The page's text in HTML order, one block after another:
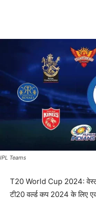
IPL Teams
T20 World Cup 2024:
टी20 वर्ल्ड कप 2024 के लिए